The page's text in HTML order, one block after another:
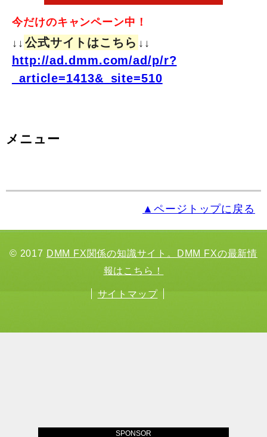
今だけのキャンペーン中！
↓↓ 公式サイトはこちら ↓↓
http://ad.dmm.com/ad/p/r?
_article=1413&_site=510
メニュー
▲ページトップに戻る
© 2017 DMM FX関係の知識サイト。DMM FXの最新情
報はこちら！
サイトマップ
SPONSOR